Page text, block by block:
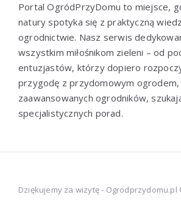
Portal OgródPrzyDomu to miejsce,
natury spotyka się z praktyczną
ogrodnictwie. Nasz serwis
wszystkim miłośnikom zieleni – od
entuzjastów, którzy dopiero
przygodę z przydomowym ogrodem,
zaawansowanych ogrodników,
specjalistycznych porad.
Dziękujemy za wizytę - Ogrodprzydomu.pl